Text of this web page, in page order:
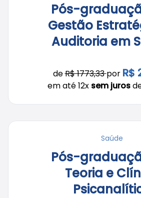
Pós-
Gestão
Auditoria em
deR$ 1773,33por R$
em até 12x sem juros
Saúde
Pós-
Teoria e